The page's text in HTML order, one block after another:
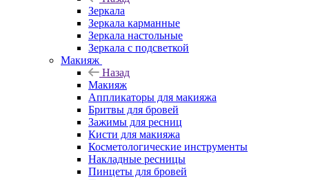
Зеркала
Зеркала карманные
Зеркала настольные
Зеркала с подсветкой
Макияж
Назад
Макияж
Аппликаторы для макияжа
Бритвы для бровей
Зажимы для ресниц
Кисти для макияжа
Косметологические инструменты
Накладные ресницы
Пинцеты для бровей